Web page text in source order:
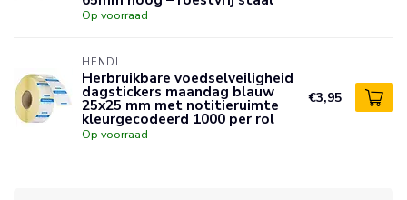
Op voorraad
HENDI
Herbruikbare voedselveiligheid
dagstickers maandag blauw
25x25 mm met notitieruimte
kleurgecodeerd 1000 per rol
Op voorraad
€3,95